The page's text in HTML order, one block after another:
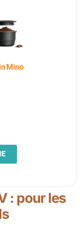
Mino
: pour les